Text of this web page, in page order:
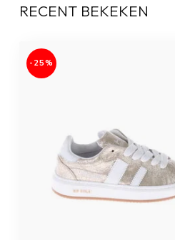
RECENT BEKEKEN
-25%